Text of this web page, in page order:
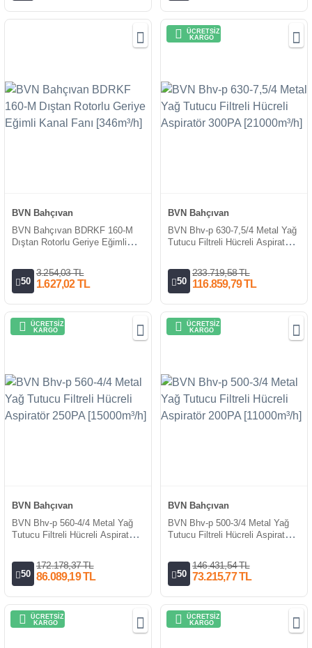
BVN Bahçıvan
BVN Bahçıvan BDRKF 160-M
Dıştan Rotorlu Geriye Eğimli
50
3.254,03 TL
1.627,02 TL
ÜCRETSİZ
KARGO
BVN Bahçıvan
BVN Bhv-p 630-7,5/4 Metal Yağ
Tutucu Filtreli Hücreli Aspiratör
50
233.719,58 TL
116.859,79 TL
ÜCRETSİZ
KARGO
BVN Bahçıvan
BVN Bhv-p 560-4/4 Metal Yağ
Tutucu Filtreli Hücreli Aspiratör
50
172.178,37 TL
86.089,19 TL
ÜCRETSİZ
KARGO
BVN Bahçıvan
BVN Bhv-p 500-3/4 Metal Yağ
Tutucu Filtreli Hücreli Aspiratör
50
146.431,54 TL
73.215,77 TL
ÜCRETSİZ
KARGO
ÜCRETSİZ
KARGO